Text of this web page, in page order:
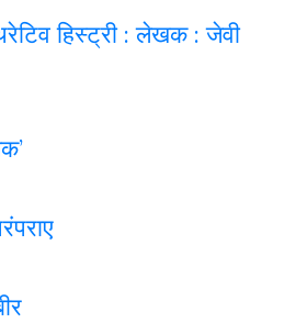
हिस्ट्री : लेखक : जेवी
र